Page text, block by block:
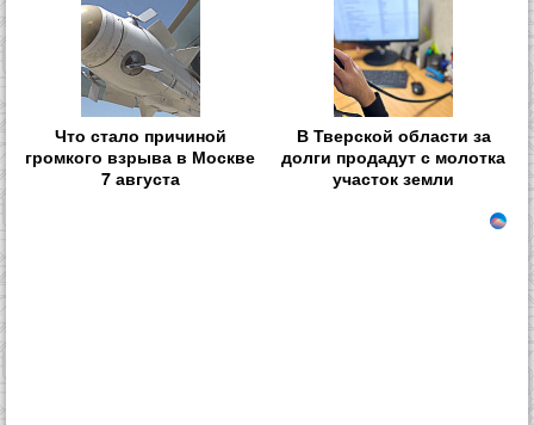
Что стало причиной
громкого взрыва в Москве
7 августа
В Тверской области за
долги продадут с молотка
участок земли